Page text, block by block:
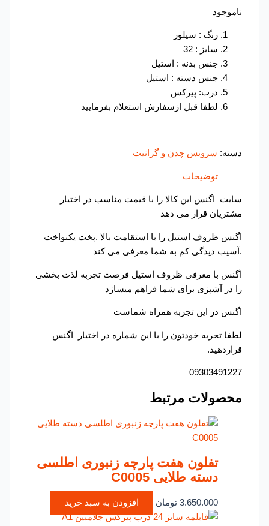
ناموجود
رنگ : سیلور
سایز : 32
جنس بدنه : استیل
جنس دسته : استیل
درب: پیرکس
لطفا قبل ازسفارش استعلام بفرمایید
سرویس چدن و گرانیت
توضیحات
سایت اگنس این کالا را با قیمت مناسب در اختیار
مشتریان قرار می دهد
اگنس ظروف استیل را با استقامت بالا .پخت یکنواخت
.آسیب دیدگی کم به شما معرفی می کند
اگنس با معرفی ظروف استیل فرصت تجربه لذت بخشی
را در آشپزی برای شما فراهم میسازد
اگنس در این تجربه همراه شماست
لطفا تجربه خودتون را با این شماره در اختیار اگنس
قراردهید.
09303491227
محصولات مرتبط
تفلون هفت پارچه زنبوری اطلسی
دسته طلایی C0005
3.650.000 تومان افزودن به سبد خرید